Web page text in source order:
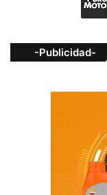
-Publicidad-